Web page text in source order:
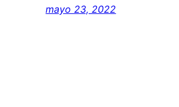
mayo 23, 2022